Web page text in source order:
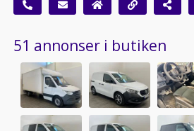
51 annonser i butiken